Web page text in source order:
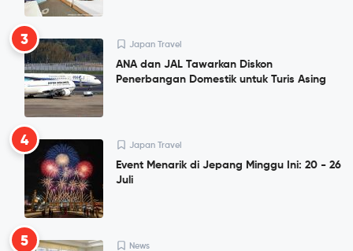
3 Japan Travel
ANA dan JAL Tawarkan Diskon
Penerbangan Domestik untuk Turis Asing
4 Japan Travel
Event Menarik di Jepang Minggu Ini: 20 - 26
Juli
5 News